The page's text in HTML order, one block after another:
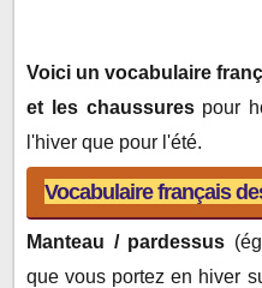
Vocabulaire français
Vocabulaire français
Types de matériaux /
Voici un vocabulaire
et les chaussurespour
l'hiver que pour l'été.
Vocabulaire français
Manteau / pardessus
que vous portez en hiver